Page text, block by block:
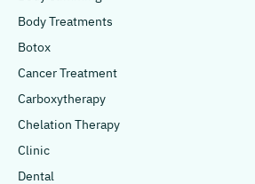
Body Treatments
Botox
Cancer Treatment
Carboxytherapy
Chelation Therapy
Clinic
Dental